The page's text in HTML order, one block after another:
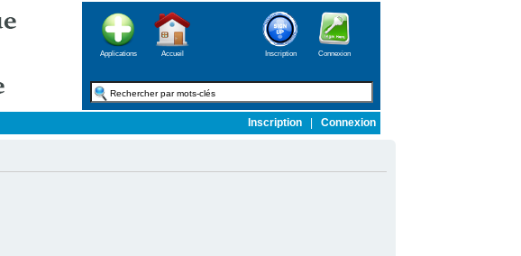
Applications Accueil Inscription Connexion
Inscription Connexion